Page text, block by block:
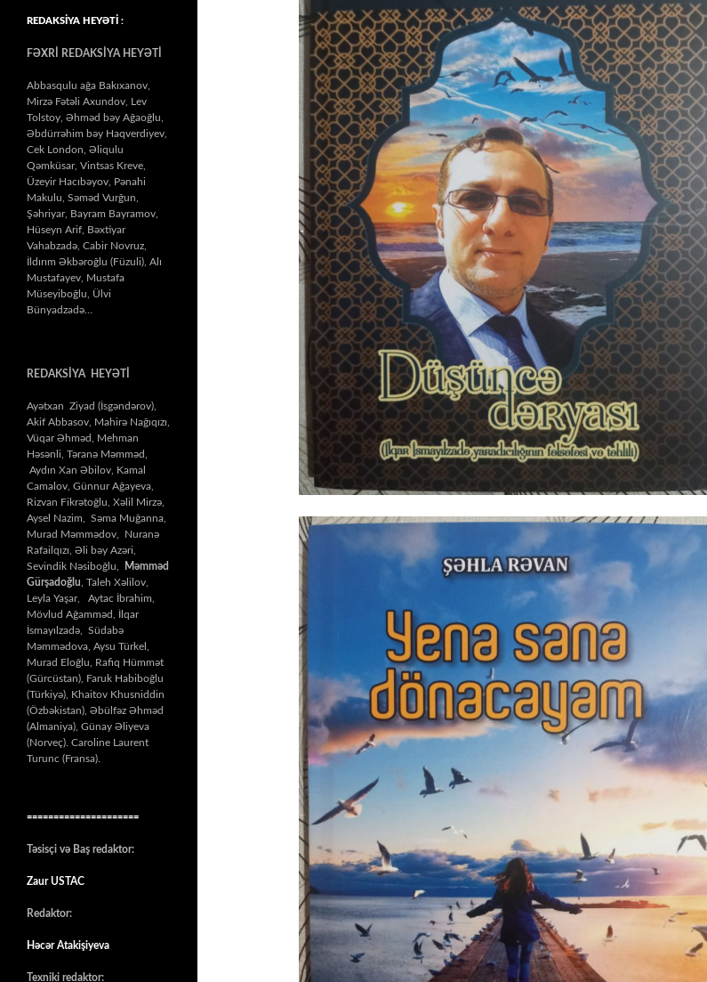
REDAKSİYA HEYƏTİ :
FƏXRİ REDAKSİYA HEYƏTİ
Abbasqulu ağa Bakıxanov,
Mirzə Fətəli Axundov, Lev
Tolstoy, Əhməd bəy Ağaoğlu,
Əbdürrəhim bəy Haqverdiyev,
Cek London, Əliqulu
Qəmküsar, Vintsas Kreve,
Üzeyir Hacıbəyov, Pənahi
Makulu, Səməd Vurğun,
Şəhriyar, Bayram Bayramov,
Hüseyn Arif, Bəxtiyar
Vahabzadə, Cabir Novruz,
İldırım Əkbəroğlu (Füzuli), Alı
Mustafayev, Mustafa
Müseyiboğlu, Ülvi
Bünyadzadə…
REDAKSİYA HEYƏTİ
Ayətxan Ziyad (İsgəndərov),
Akif Abbasov, Mahirə Nağıqızı,
Vüqar Əhməd, Mehman
Həsənli, Təranə Məmməd,
Aydın Xan Əbilov, Kamal
Camalov, Günnur Ağayeva,
Rizvan Fikrətoğlu, Xəlil Mirzə,
Aysel Nazim, Səma Muğanna,
Murad Məmmədov, Nuranə
Rafailqızı, Əli bəy Azəri,
Sevindik Nəsiboğlu,
Məmməd
Gürşadoğlu , Taleh Xəlilov,
Leyla Yaşar, Aytac İbrahim,
Mövlud Ağamməd, İlqar
İsmayılzadə, Südabə
Məmmədova, Aysu Türkel,
Murad Eloğlu, Rafiq Hümmət
(Gürcüstan), Faruk Habiboğlu
(Türkiyə), Khaitov Khusniddin
(Özbəkistan), Əbülfəz Əhməd
(Almaniya), Günay Əliyeva
(Norveç). Caroline Laurent
Turunc (Fransa).
=====================
Təsisçi və Baş redaktor:
Zaur USTAC
Redaktor:
Həcər Atakişiyeva
Texniki redaktor: